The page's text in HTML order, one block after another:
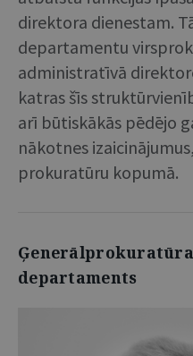
direktora dienestam.
departamentu
administratīvā
katras šīs
arī būtiskākās pēdējo
nākotnes
prokuratūru kopumā.
departaments